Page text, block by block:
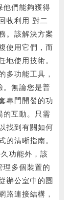
們能夠獲得
收利用 對二
。該解決方案
使用它們，而
使用技術。
多功能工具，
無論您是普
專門開發的功
互動。只需
找到有關如何
清晰指南。
功能外，該
多個裝置的
辦公室中的團
路連接結構，